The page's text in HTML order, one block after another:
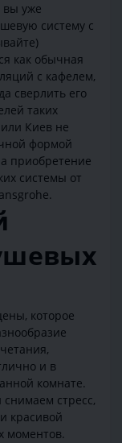
вы уже
систему с
как обычная
с кафелем,
сверлить его
таких
Киев не
формой
приобретение
системы от
которое
и в
комнате.
стресс,
красивой
моментов.